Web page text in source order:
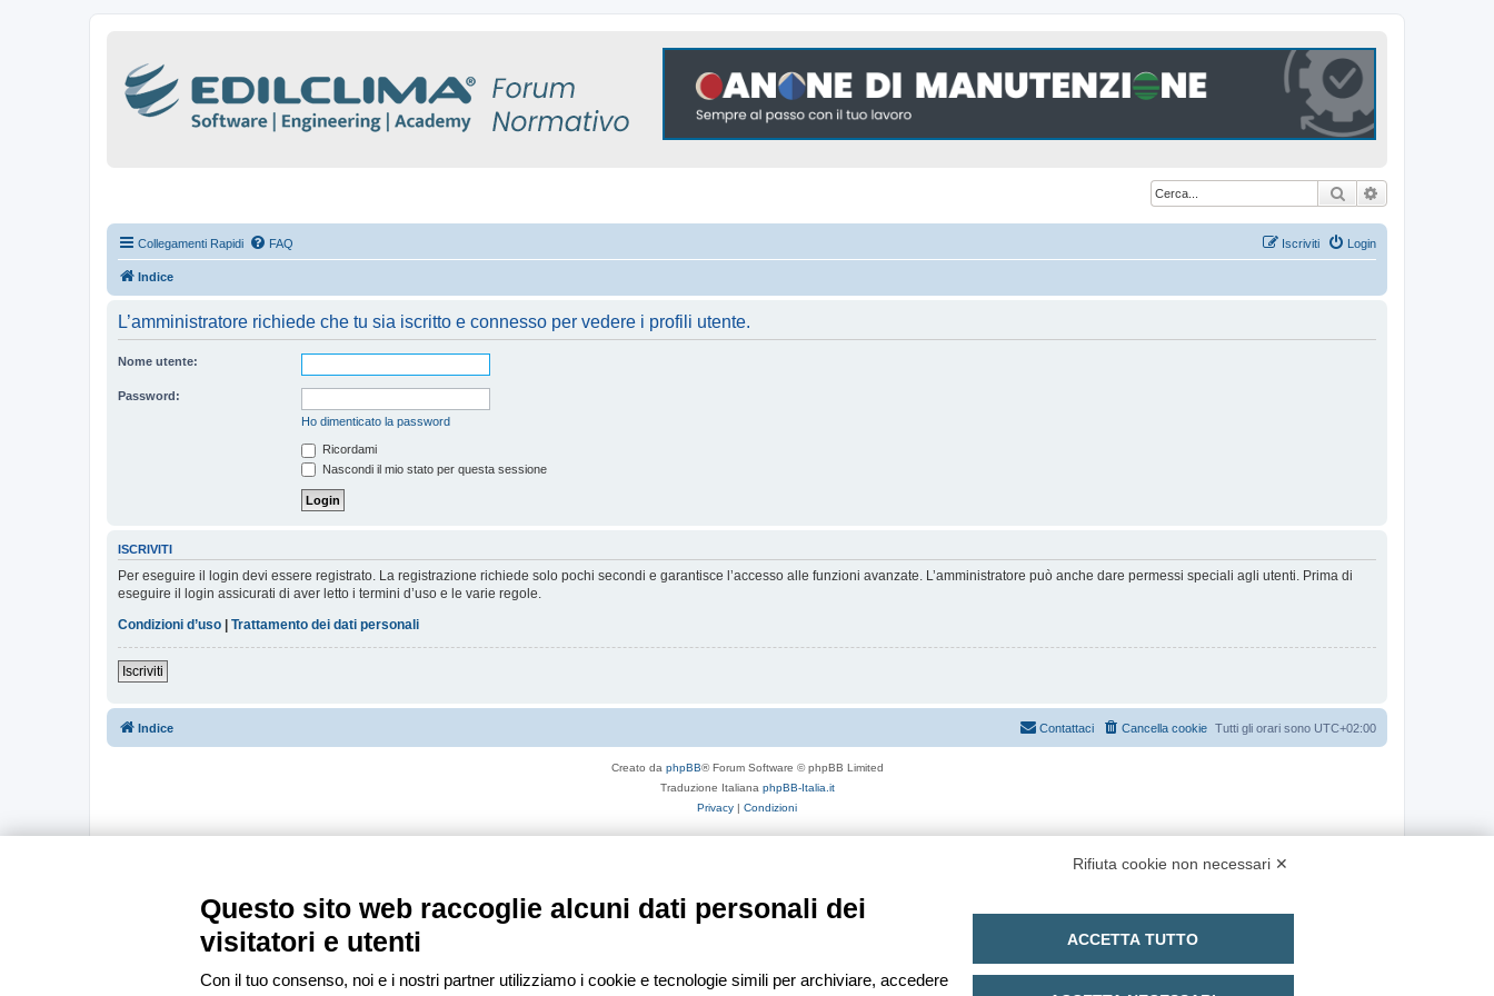
Cerca
Collegamenti Rapidi FAQ Login
Iscriviti
Indice
L’amministratore richiede che tu sia iscritto e connesso per vedere i profili utente.
Nome utente:
Password:
Ho dimenticato la password
Ricordami
Nascondi il mio stato per questa sessione
ISCRIVITI
Per eseguire il login devi essere registrato. La registrazione richiede solo pochi secondi e garantisce l’accesso alle funzioni avanzate. L’amministratore può anche dare permessi speciali agli utenti. Prima di
eseguire il login assicurati di aver letto i termini d’uso e le varie regole.
Condizioni d’uso | Trattamento dei dati personali
Iscriviti
Indice Tutti gli orari sono UTC+02:00
Cancella cookie
Contattaci
Creato da phpBB® Forum Software © phpBB Limited
Traduzione Italiana phpBB-Italia.it
Privacy | Condizioni
Rifiuta cookie non necessari ✕
Questo sito web raccoglie alcuni dati personali dei
visitatori e utenti
Con il tuo consenso, noi e i nostri partner utilizziamo i cookie e tecnologie simili per archiviare, accedere
ACCETTA TUTTO